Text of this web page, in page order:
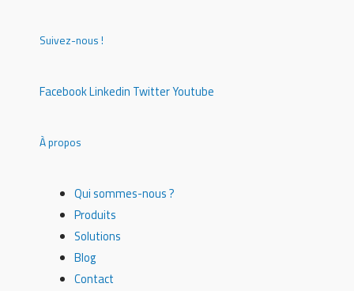
Suivez-nous !
FacebookLinkedin TwitterYoutube
À propos
Qui sommes-nous ?
Produits
Solutions
Blog
Contact